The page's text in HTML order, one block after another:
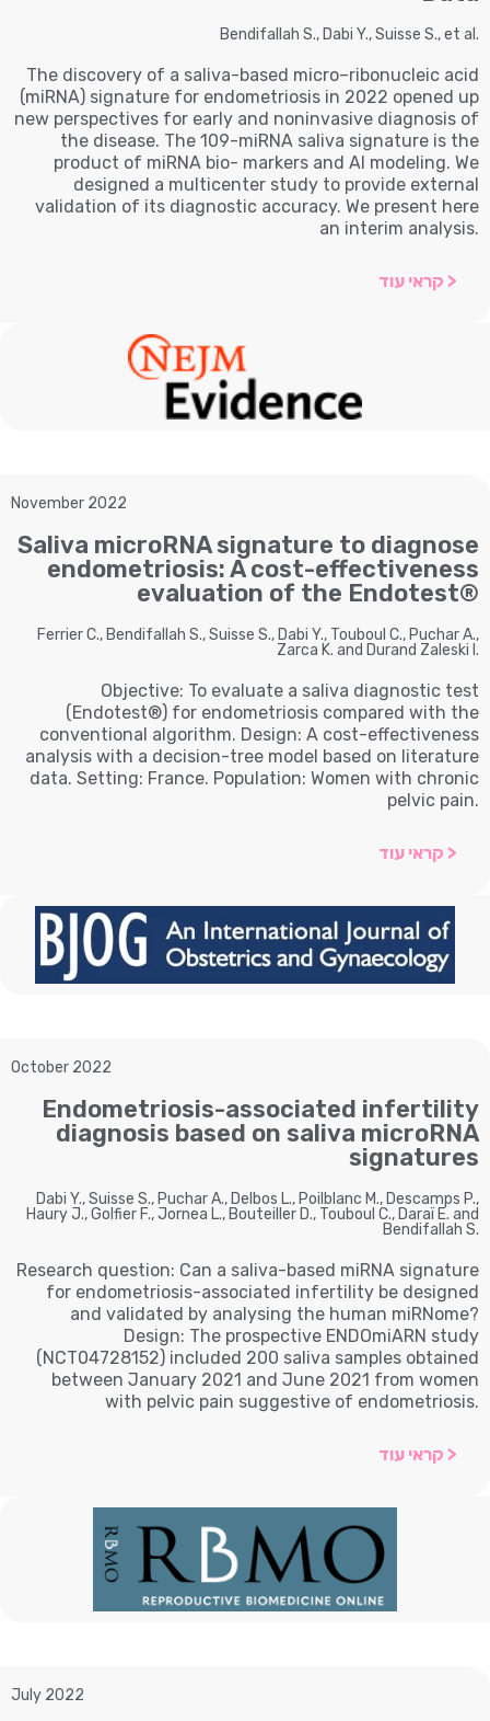
Bendifallah S., Dabi Y., Suisse S., et al.
The discovery of a saliva-based micro–ribonucleic acid
(miRNA) signature for endometriosis in 2022 opened up
new perspectives for early and noninvasive diagnosis of
the disease. The 109-miRNA saliva signature is the
product of miRNA bio- markers and AI modeling. We
designed a multicenter study to provide external
validation of its diagnostic accuracy. We present here
an interim analysis.
< קראי עוד
November 2022
Saliva microRNA signature to diagnose
endometriosis: A cost-effectiveness
evaluation of the Endotest®
Ferrier C., Bendifallah S., Suisse S., Dabi Y., Touboul C., Puchar A.,
Zarca K. and Durand Zaleski I.
Objective: To evaluate a saliva diagnostic test
(Endotest®) for endometriosis compared with the
conventional algorithm. Design: A cost-effectiveness
analysis with a decision-tree model based on literature
data. Setting: France. Population: Women with chronic
pelvic pain.
< קראי עוד
October 2022
Endometriosis-associated infertility
diagnosis based on saliva microRNA
signatures
Dabi Y., Suisse S., Puchar A., Delbos L., Poilblanc M., Descamps P.,
Haury J., Golfier F., Jornea L., Bouteiller D., Touboul C., Daraï E. and
Bendifallah S.
Research question: Can a saliva-based miRNA signature
for endometriosis-associated infertility be designed
and validated by analysing the human miRNome?
Design: The prospective ENDOmiARN study
(NCT04728152) included 200 saliva samples obtained
between January 2021 and June 2021 from women
with pelvic pain suggestive of endometriosis.
< קראי עוד
July 2022